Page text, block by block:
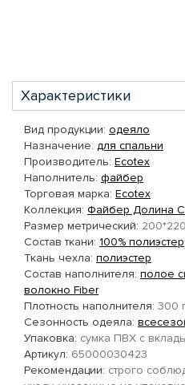
Характеристики
Вид продукции: одеяло
Назначение: для спальни
Производитель: Ecotex
Наполнитель: файбер
Торговая марка: Ecotex
Коллекция: Файбер Долина
Размер метрический: 200*220
Состав ткани: 100% полиэстер
Ткань чехла: полиэстер
Состав наполнителя: полое
волокно Fiber
Плотность наполнителя: 300
Сезонность одеяла:
Упаковка: сумка ПВХ с
Артикул: 65000030423
Рекомендации: строго